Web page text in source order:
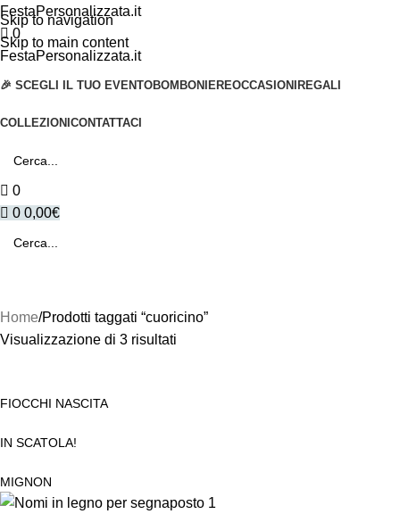
Skip to navigation
Skip to main content
FestaPersonalizzata.it
0
FestaPersonalizzata.it
🎉 SCEGLI IL TUO EVENTOBOMBONIEREOCCASIONI REGALI
COLLEZIONI CONTATTACI
0
0 0,00€
Home Prodotti taggati “cuoricino”
Visualizzazione di 3 risultati
FIOCCHI NASCITA
IN SCATOLA!
MIGNON